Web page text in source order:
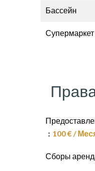
Бассейн
Супермаркет
100 € /
Сборы